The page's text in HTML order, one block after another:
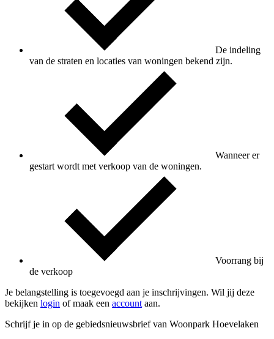
De indeling
van de straten en locaties van woningen bekend zijn.
Wanneer er
gestart wordt met verkoop van de woningen.
Voorrang bij
de verkoop
Je belangstelling is toegevoegd aan je inschrijvingen. Wil jij deze
bekijken login of maak een account aan.
Schrijf je in op de gebiedsnieuwsbrief van Woonpark Hoevelaken